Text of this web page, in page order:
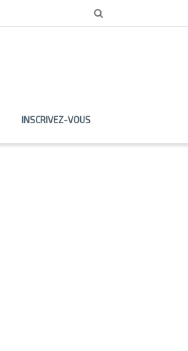
INSCRIVEZ-VOUS